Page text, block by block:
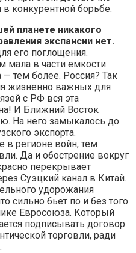
конкурентной борьбе.
планете никакого
экспансии нет.
его поглощения.
мала в части емкости
тем более. Россия? Так
жизненно важных для
с РФ вся эта
И Ближний Восток
На него замыкалось до
экспорта.
в регионе войн, тем
Да и обострение вокруг
перекрывает
Суэцкий канал в Китай.
удорожания
сильно бьет по и без того
Евросоюза. Который
подписывать договор
торговли, ради